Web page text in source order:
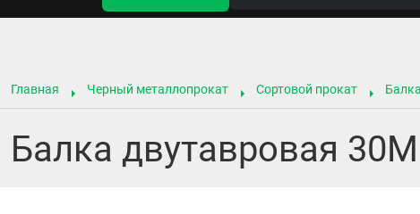
Главная Черный металлопрокат Сортовой прокат
Балка двутавровая